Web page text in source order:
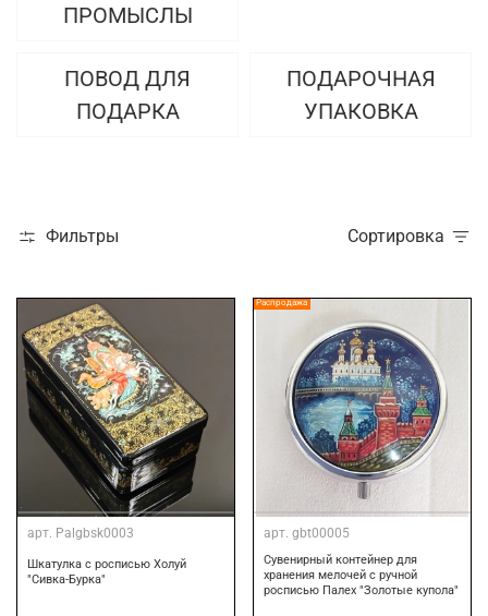
ПРОМЫСЛЫ
ПОВОД ДЛЯ
ПОДАРКА
ПОДАРОЧНАЯ
УПАКОВКА
Фильтры Сортировка
арт. Palgbsk0003
Шкатулка с росписью Холуй
"Сивка-Бурка"
Распродажа
арт. gbt00005
Сувенирный контейнер для
хранения мелочей с ручной
росписью Палех "Золотые купола"